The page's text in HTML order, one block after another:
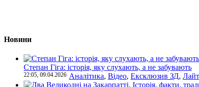
Новини
Степан Гіга: історія, яку слухають, а не забувають
22:05, 09.04.2026 Аналітика, Відео, Ексклюзив ЗД, Лайт